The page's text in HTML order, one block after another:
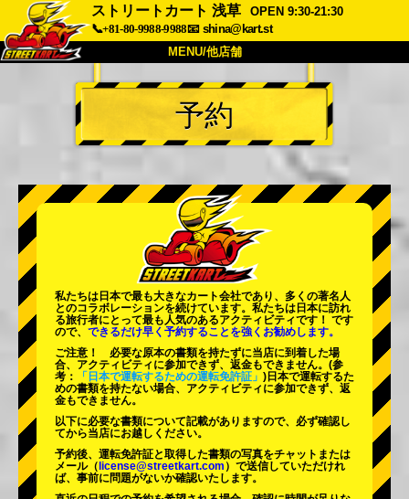
ストリートカート 浅草
OPEN 9:30-21:30
📞+81-80-9988-9988📧 shina@kart.st
MENU/他店舗
トップ
概要 車両 価格
会社 予約
他店舗
東京 秋葉原 #2
東京 渋谷アネックス 東京ベイ
東京 浅草 大阪
沖縄
予約
私たちは日本で最も大きなカート会社であり、 多くの著名人
とのコラボレーションを続けています。私たちは日本に訪れ
る旅行者にとって最も人気のあるアクティビティです！ です
ので、 できるだけ早く予約することを強くお勧めします。
ご注意！ 必要な原本の書類を持たずに当店に到着した場
合、アクティビティに参加できず、返金もできません。 (参
考：
「日本で運転するための運転免許証」 )日本で運転するた
めの書類を持たない場合、アクティビティに参加できず、返
金もできません。
以下に必要な書類について記載がありますので、必ず確認し
てから当店にお越しください。
予約後、運転免許証と取得した書類の写真をチャットまたは
メール（ license@streetkart.com ）で送信していただけれ
ば、事前に問題がないか確認いたします。